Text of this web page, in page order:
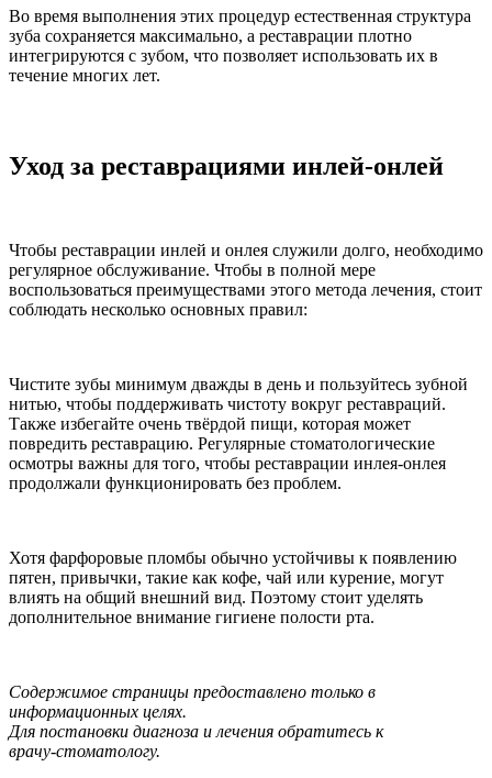
Во время выполнения этих процедур естественная структура
зуба сохраняется максимально, а реставрации плотно
интегрируются с зубом, что позволяет использовать их в
течение многих лет.
Уход за реставрациями инлей‑онлей
Чтобы реставрации инлей и онлея служили долго, необходимо
регулярное обслуживание. Чтобы в полной мере
воспользоваться преимуществами этого метода лечения, стоит
соблюдать несколько основных правил:
Чистите зубы минимум дважды в день и пользуйтесь зубной
нитью, чтобы поддерживать чистоту вокруг реставраций.
Также избегайте очень твёрдой пищи, которая может
повредить реставрацию. Регулярные стоматологические
осмотры важны для того, чтобы реставрации инлея‑онлея
продолжали функционировать без проблем.
Хотя фарфоровые пломбы обычно устойчивы к появлению
пятен, привычки, такие как кофе, чай или курение, могут
влиять на общий внешний вид. Поэтому стоит уделять
дополнительное внимание гигиене полости рта.
Содержимое страницы предоставлено только в
информационных целях.
Для постановки диагноза и лечения обратитесь к
врачу‑стоматологу.